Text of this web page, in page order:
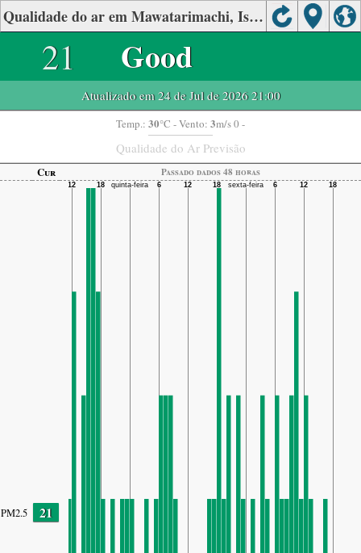
Qualidade do ar em Mawatarimachi, Isahaya, Nagasaki
21 Good
Atualizado em 24 de Jul de 2026 21:00
Temp.: 30°C - Vento: 3m/s 0 -
Qualidade do Ar Previsão
Cur Passado dados 48 horas
PM2.5 21